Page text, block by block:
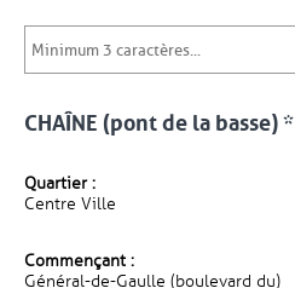
CHAÎNE (pont de la basse) *
Quartier :
Centre Ville
Commençant :
Général-de-Gaulle (boulevard du)